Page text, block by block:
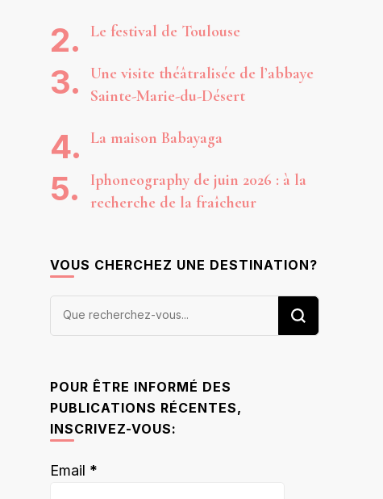
Le festival de Toulouse
Une visite théâtralisée de l’abbaye
Sainte-Marie-du-Désert
La maison Babayaga
Iphoneography de juin 2026 : à la
recherche de la fraîcheur
VOUS CHERCHEZ UNE DESTINATION?
Vous
POUR ÊTRE INFORMÉ DES
PUBLICATIONS RÉCENTES,
INSCRIVEZ-VOUS:
Email *